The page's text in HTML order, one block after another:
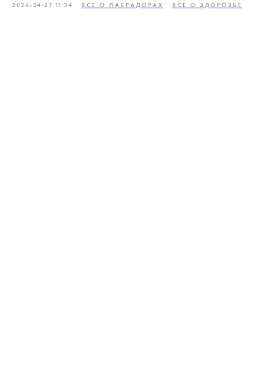
2026-04-27 11:34 ВСЕ О ЛАБРАДОРАХ ВСЕ О ЗДОРОВЬЕ